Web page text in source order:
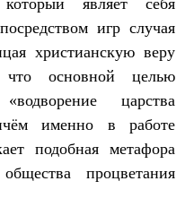
игр случая
христианскую веру
основной целью
царства
именно в работе
подобная метафора
процветания